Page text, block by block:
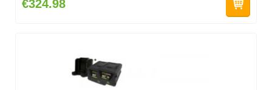
€324.98